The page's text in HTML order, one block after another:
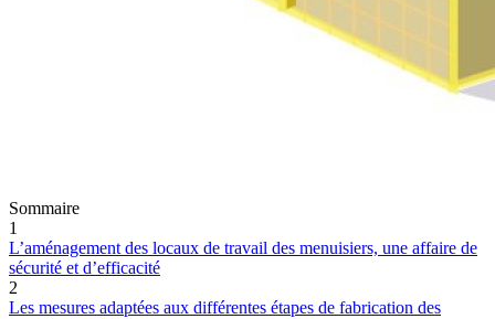
Sommaire
1
L’aménagement des locaux de travail des menuisiers, une affaire de
sécurité et d’efficacité
2
Les mesures adaptées aux différentes étapes de fabrication des